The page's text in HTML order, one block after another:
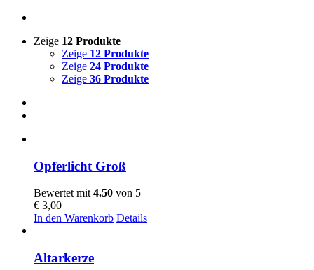
Zeige 12 Produkte
Zeige 12 Produkte
Zeige 24 Produkte
Zeige 36 Produkte
Opferlicht Groß
Bewertet mit4.50 von 5
€ 3,00
In den Warenkorb Details
Altarkerze